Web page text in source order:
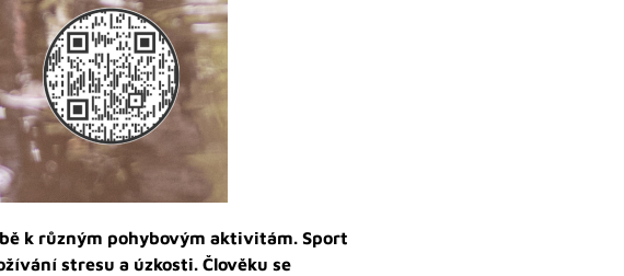
k různým pohybovým aktivitám. Sport
stresu a úzkosti. Člověku se